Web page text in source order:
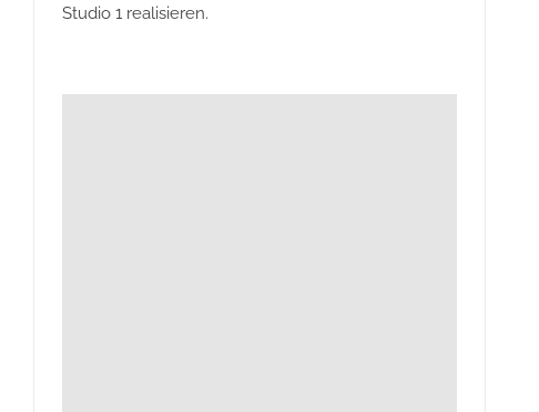
Studio 1 realisieren.